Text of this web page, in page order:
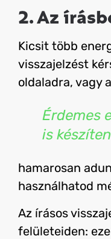
2. Az
Kicsit több
visszajelzést
oldaladra, vagy
Érdemes
is
hamarosan
használhatod
Az írásos
felületeiden: